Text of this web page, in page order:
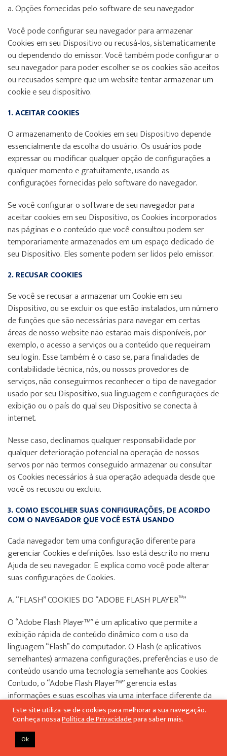
a. Opções fornecidas pelo software de seu navegador
Você pode configurar seu navegador para armazenar
Cookies em seu Dispositivo ou recusá-los, sistematicamente
ou dependendo do emissor. Você também pode configurar o
seu navegador para poder escolher se os cookies são aceitos
ou recusados sempre que um website tentar armazenar um
cookie e seu dispositivo.
1. ACEITAR COOKIES
O armazenamento de Cookies em seu Dispositivo depende
essencialmente da escolha do usuário. Os usuários pode
expressar ou modificar qualquer opção de configurações a
qualquer momento e gratuitamente, usando as
configurações fornecidas pelo software do navegador.
Se você configurar o software de seu navegador para
aceitar cookies em seu Dispositivo, os Cookies incorporados
nas páginas e o conteúdo que você consultou podem ser
temporariamente armazenados em um espaço dedicado de
seu Dispositivo. Eles somente podem ser lidos pelo emissor.
2. RECUSAR COOKIES
Se você se recusar a armazenar um Cookie em seu
Dispositivo, ou se excluir os que estão instalados, um número
de funções que são necessárias para navegar em certas
áreas de nosso website não estarão mais disponíveis, por
exemplo, o acesso a serviços ou a conteúdo que requeiram
seu login. Esse também é o caso se, para finalidades de
contabilidade técnica, nós, ou nossos provedores de
serviços, não conseguirmos reconhecer o tipo de navegador
usado por seu Dispositivo, sua linguagem e configurações de
exibição ou o país do qual seu Dispositivo se conecta à
internet.
Nesse caso, declinamos qualquer responsabilidade por
qualquer deterioração potencial na operação de nossos
servos por não termos conseguido armazenar ou consultar
os Cookies necessários à sua operação adequada desde que
você os recusou ou excluiu.
3. COMO ESCOLHER SUAS CONFIGURAÇÕES, DE ACORDO
COM O NAVEGADOR QUE VOCÊ ESTÁ USANDO
Cada navegador tem uma configuração diferente para
gerenciar Cookies e definições. Isso está descrito no menu
Ajuda de seu navegador. E explica como você pode alterar
suas configurações de Cookies.
A. “FLASH” COOKIES DO “ADOBE FLASH PLAYER™”
O “Adobe Flash Player™” é um aplicativo que permite a
exibição rápida de conteúdo dinâmico com o uso da
linguagem “Flash” do computador. O Flash (e aplicativos
semelhantes) armazena configurações, preferências e uso de
conteúdo usando uma tecnologia semelhante aos Cookies.
Contudo, o “Adobe Flash Player™” gerencia estas
informações e suas escolhas via uma interface diferente da
que é fornecida por seu navegador.
Se o seu Dispositivo for usado para exibir conteúdo
desenvolvido com a tecnologia Flash, solicitamos-lhe que
Este site utiliza-se de cookies para melhorar a sua navegação.
Conheça nossaPolítica de Privacidadepara saber mais.
Ok